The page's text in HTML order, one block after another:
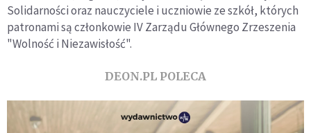
Solidarności oraz nauczyciele i uczniowie ze szkół, których
patronami są członkowie IV Zarządu Głównego Zrzeszenia
"Wolność i Niezawisłość".
DEON.PL POLECA